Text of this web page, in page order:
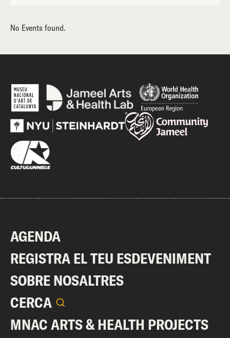
No Events found.
AGENDA
REGISTRA EL TEU ESDEVENIMENT
SOBRE NOSALTRES
CERCA
MNAC ARTS & HEALTH PROJECTS